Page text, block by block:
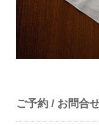
ご予約 / お問合